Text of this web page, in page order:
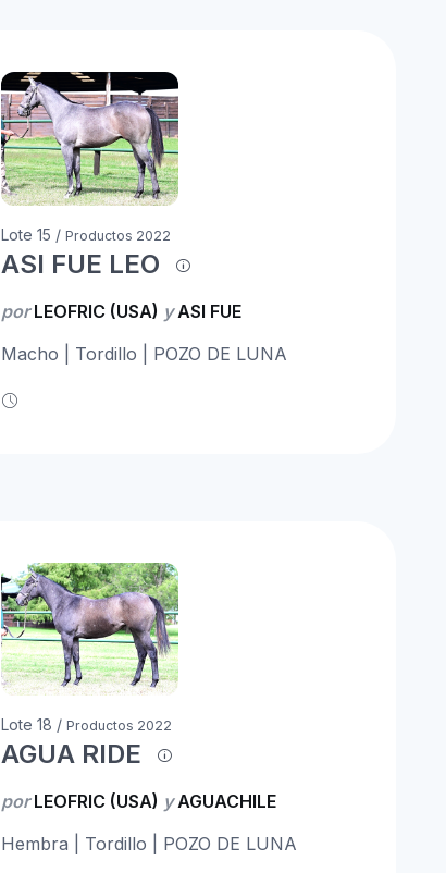
Lote 15 / Productos 2022
ASI FUE LEO
porLEOFRIC (USA) yASI FUE
Macho | Tordillo | POZO DE LUNA
Lote 18 / Productos 2022
AGUA RIDE
porLEOFRIC (USA) yAGUACHILE
Hembra | Tordillo | POZO DE LUNA